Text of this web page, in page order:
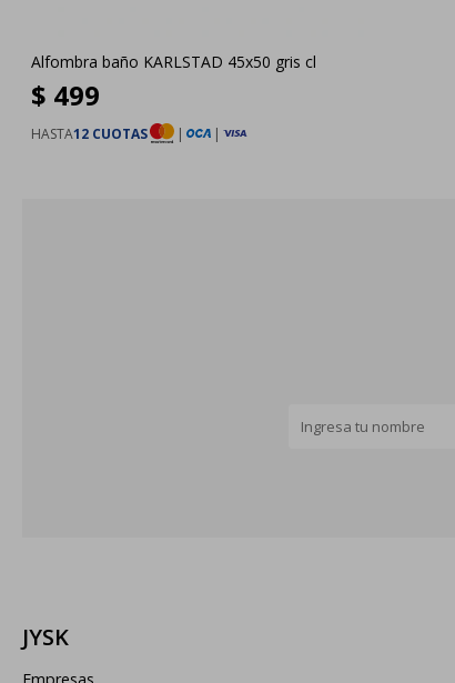
Alfombra baño KARLSTAD 45x50 gris cl
$ 499
HASTA12 CUOTAS | |
JYSK